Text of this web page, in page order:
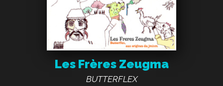
Les Frères Zeugma
BUTTERFLEX